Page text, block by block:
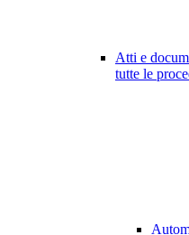
Atti e
tutte le